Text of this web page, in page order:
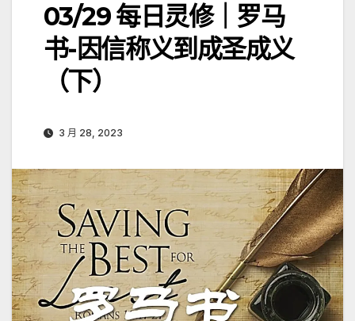
03/29 每日灵修｜罗马
书-因信称义到成圣成义
（下）
3 月 28, 2023